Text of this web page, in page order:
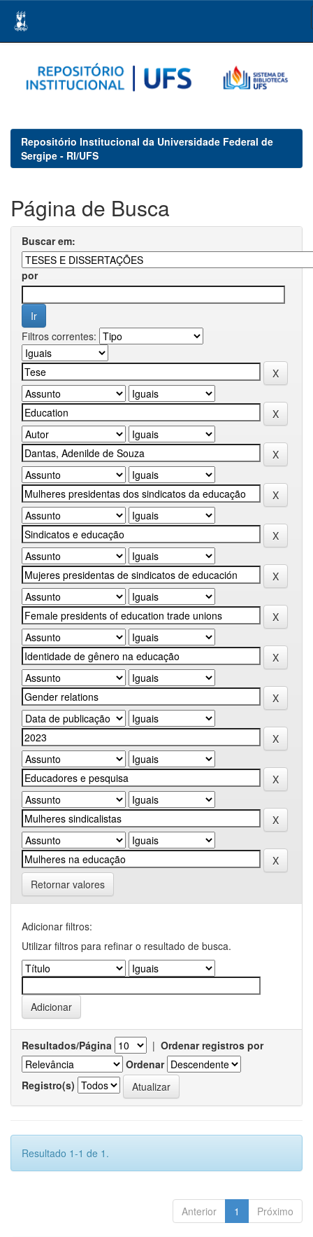
navigation
Repositório Institucional da Universidade Federal de
Sergipe - RI/UFS
Página de Busca
Buscar em:
por
Filtros correntes:
Retornar valores
Adicionar filtros:
Utilizar filtros para refinar o resultado de busca.
Resultados/Página | Ordenar registros por
Ordenar
Registro(s)
Resultado 1-1 de 1.
Anterior 1 Próximo